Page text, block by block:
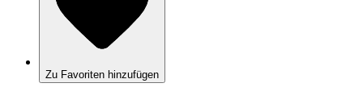
Zu Favoriten hinzufügen